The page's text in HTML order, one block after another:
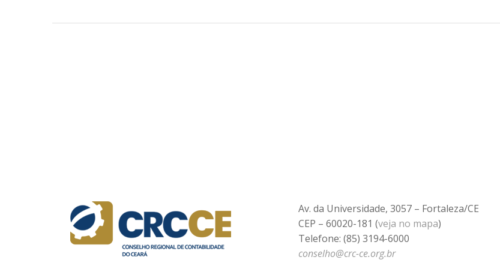
Av. da Universidade, 3057 – Fortaleza/CE
CEP – 60020-181 (veja no mapa)
Telefone: (85) 3194-6000
conselho@crc-ce.org.br